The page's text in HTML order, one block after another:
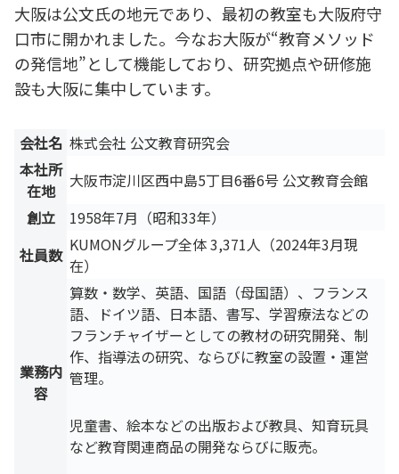
大阪は公文氏の地元であり、最初の教室も大阪府守
口市に開かれました。今なお大阪が“教育メソッド
の発信地”として機能しており、研究拠点や研修施
設も大阪に集中しています。
会社名 株式会社 公文教育研究会
本社所
在地
大阪市淀川区西中島5丁目6番6号 公文教育会館
創立
1958年7月（昭和33年）
社員数 KUMONグループ全体 3,371人（2024年3月現
在）
業務内
容
算数・数学、英語、国語（母国語）、フランス
語、ドイツ語、日本語、書写、学習療法などの
フランチャイザーとしての教材の研究開発、制
作、指導法の研究、ならびに教室の設置・運営
管理。
児童書、絵本などの出版および教具、知育玩具
など教育関連商品の開発ならびに販売。